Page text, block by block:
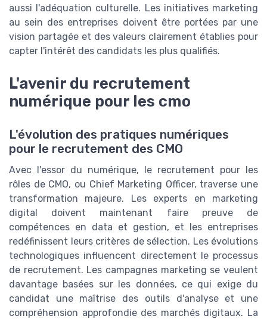
aussi l'adéquation culturelle. Les initiatives marketing
au sein des entreprises doivent être portées par une
vision partagée et des valeurs clairement établies pour
capter l'intérêt des candidats les plus qualifiés.
L'avenir du recrutement
numérique pour les cmo
L'évolution des pratiques numériques
pour le recrutement des CMO
Avec l'essor du numérique, le recrutement pour les
rôles de CMO, ou Chief Marketing Officer, traverse une
transformation majeure. Les experts en marketing
digital doivent maintenant faire preuve de
compétences en data et gestion, et les entreprises
redéfinissent leurs critères de sélection. Les évolutions
technologiques influencent directement le processus
de recrutement. Les campagnes marketing se veulent
davantage basées sur les données, ce qui exige du
candidat une maîtrise des outils d'analyse et une
compréhension approfondie des marchés digitaux. La